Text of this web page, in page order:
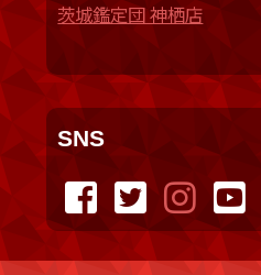
茨城鑑定団 神栖店
SNS